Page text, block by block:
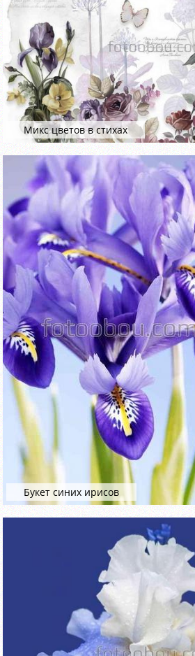
Микс цветов в стихах
Букет синих ирисов